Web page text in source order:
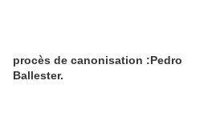
procès de canonisation :Pedro
Ballester.